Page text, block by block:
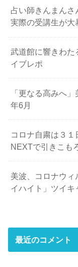
占い師きんまんさ
実際の受講生が大
武道館に響きわた
イブレポ
「更なる高みへ
年6月
コロナ自粛は３
NEXTで引きこも
美波、コロナウィ
イハイト」ツイ
最近のコメント